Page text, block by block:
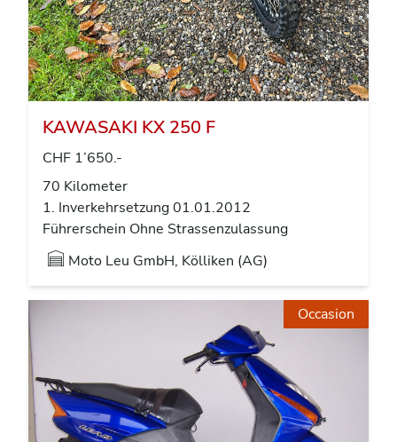
KAWASAKI KX 250 F
CHF 1’650.-
70 Kilometer
1. Inverkehrsetzung 01.01.2012
Führerschein Ohne Strassenzulassung
Moto Leu GmbH, Kölliken (AG)
Occasion